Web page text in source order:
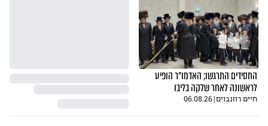
החסידים התרגשו; האדמו"ר הופיע
לראשונה לאחר שלקה בליבו
חיים רוזנבוים|
06.08.26